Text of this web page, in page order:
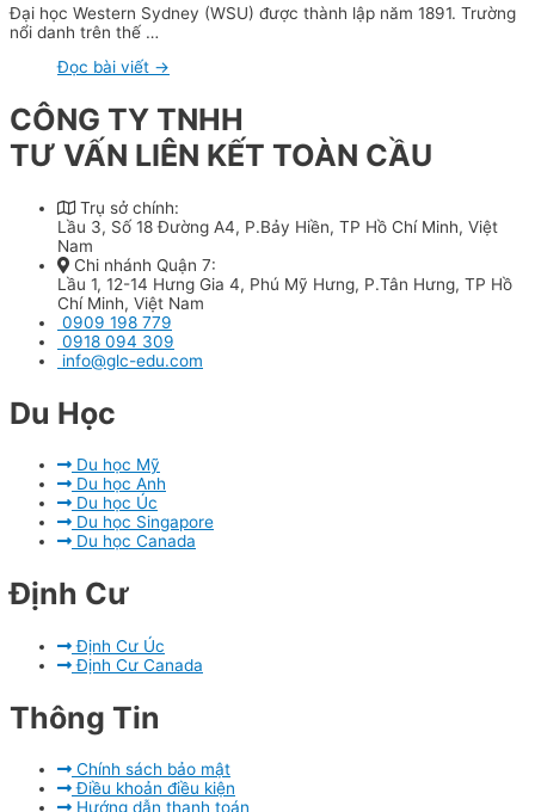
Đại học Western Sydney (WSU) được thành lập năm 1891. Trường
nổi danh trên thế …
Đọc bài viết →
CÔNG TY TNHH
TƯ VẤN LIÊN KẾT TOÀN CẦU
Trụ sở chính:
Lầu 3, Số 18 Đường A4, P.Bảy Hiền, TP Hồ Chí Minh, Việt
Nam
Chi nhánh Quận 7:
Lầu 1, 12-14 Hưng Gia 4, Phú Mỹ Hưng, P.Tân Hưng, TP Hồ
Chí Minh, Việt Nam
0909 198 779
0918 094 309
info@glc-edu.com
Du Học​
Du học Mỹ
Du học Anh
Du học Úc
Du học Singapore
Du học Canada
Định Cư​
Định Cư Úc
Định Cư Canada
Thông Tin​
Chính sách bảo mật
Điều khoản điều kiện
Hướng dẫn thanh toán